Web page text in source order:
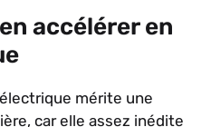
accélérer en
mérite une
car elle assez inédite